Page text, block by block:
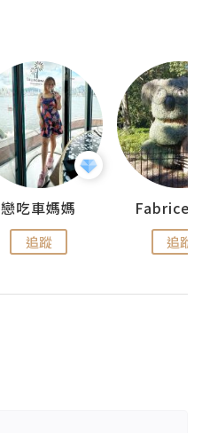
戀吃車媽媽
追蹤
Fabrice
追蹤